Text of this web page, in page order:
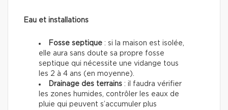
Eau et installations
Fosse septique : si la maison est isolée,
elle aura sans doute sa propre fosse
septique qui nécessite une vidange tous
les 2 à 4 ans (en moyenne).
Drainage des terrains : il faudra vérifier
les zones humides, contrôler les eaux de
pluie qui peuvent s’accumuler plus